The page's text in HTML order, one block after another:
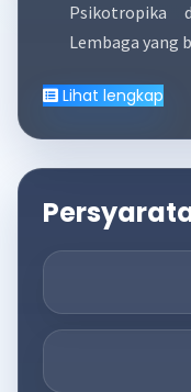
Psikotropika
Lembaga yang
Lihat lengkap